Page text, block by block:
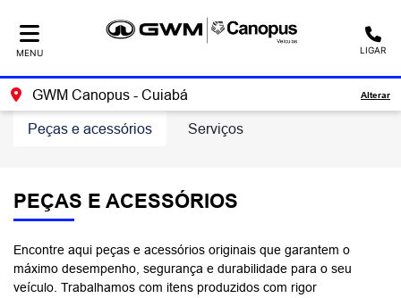
MENU LIGAR
GWM Canopus - Cuiabá Alterar
Serviços
Peças e acessórios
PEÇAS E ACESSÓRIOS
Encontre aqui peças e acessórios originais que garantem o
máximo desempenho, segurança e durabilidade para o seu
veículo. Trabalhamos com itens produzidos com rigor